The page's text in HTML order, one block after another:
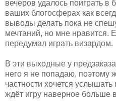
вечеров удалось поиграть в
ваших блогосферах как
выводы делать пока не
мечтаний, но мне нравится.
передумал играть визардом.
В эти выходные у
него я не попадаю, поэтому
частности хочется
ждёт игру наверное больше